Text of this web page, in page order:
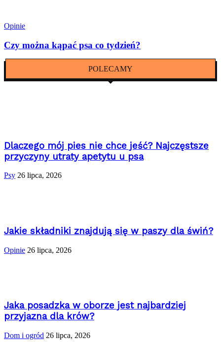
Opinie
Czy można kąpać psa co tydzień?
POLECAMY
Dlaczego mój pies nie chce jeść? Najczęstsze
przyczyny utraty apetytu u psa
Psy 26 lipca, 2026
Jakie składniki znajdują się w paszy dla świń?
Opinie 26 lipca, 2026
Jaka posadzka w oborze jest najbardziej
przyjazna dla krów?
Dom i ogród 26 lipca, 2026